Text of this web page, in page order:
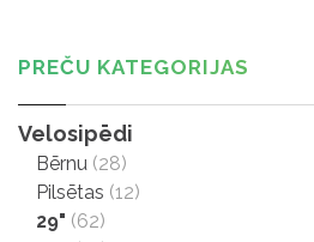
PREČU KATEGORIJAS
Velosipēdi
Bērnu (28)
Pilsētas (12)
29" (62)